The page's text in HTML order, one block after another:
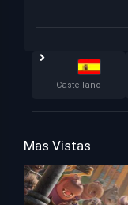
Castellano
Mas Vistas